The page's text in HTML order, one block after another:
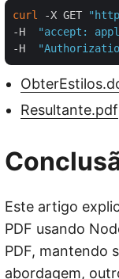
curl -X GET
-H
"accept:
-H
Resultante.pdf
Este artigo
PDF usando
PDF, mantendo
abordagem,